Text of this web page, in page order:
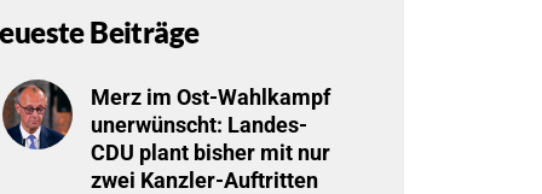
Beiträge
Merz im Ost-Wahlkampf
unerwünscht: Landes-
CDU plant bisher mit nur
zwei Kanzler-Auftritten